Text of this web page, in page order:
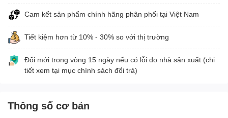
Cam kết sản phẩm chính hãng phân phối tại Việt Nam
Tiết kiệm hơn từ 10% - 30% so với thị trường
Đổi mới trong vòng 15 ngày nếu có lỗi do nhà sản xuất (chi
tiết xem tại mục chính sách đổi trả)
Thông số cơ bản